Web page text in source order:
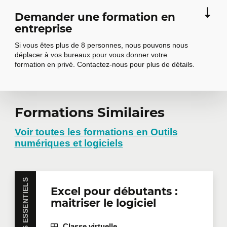
Police et taille des caractères
Alignement du contenu des cellules
Couleur des cellules
Bordure des cellules
6
classeurs
Mise en page
Aperçu et impression
Saut de page
En-tête et Pied de page
Demander une formation en
entreprise
Si vous êtes plus de 8 personnes, nous pouvons nous
déplacer à vos bureaux pour vous donner votre
formation en privé. Contactez-nous pour plus de détails.
Demander une
formation en
Vous avez plusieurs employés intéressés par une
même formation? Que ce soit en présentiel dans
vos bureaux ou à distance en mode virtuel, nous
offrons des formations privées adaptées aux
Formations Similaires
Voir toutes les formations en Outils
numériques et logiciels
Excel pour débutants :
maitriser le logiciel